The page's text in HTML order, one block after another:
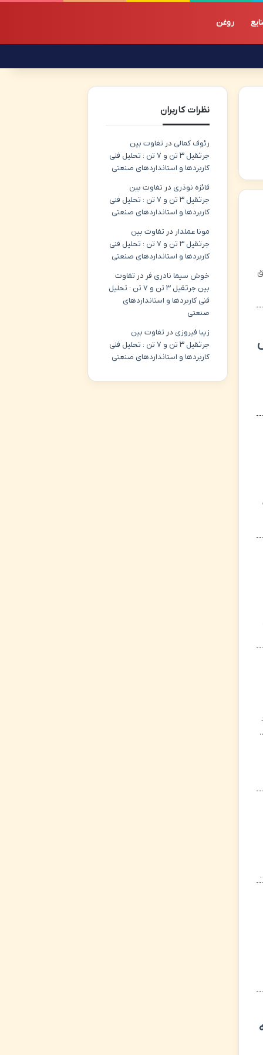
روغن
نظرات کاربران
رئوف کمالی در تفاوت بین
جرثقیل ۳ تن و ۷ تن : تحلیل فنی
کاربردها و استانداردهای صنعتی
فائزه نوذری در تفاوت بین
جرثقیل ۳ تن و ۷ تن : تحلیل فنی
کاربردها و استانداردهای صنعتی
مونا عملدار در تفاوت بین
جرثقیل ۳ تن و ۷ تن : تحلیل فنی
کاربردها و استانداردهای صنعتی
خوش سیما نادری فر در تفاوت
بین جرثقیل ۳ تن و ۷ تن : تحلیل
فنی کاربردها و استانداردهای
صنعتی
زیبا فیروزی در تفاوت بین
جرثقیل ۳ تن و ۷ تن : تحلیل فنی
کاربردها و استانداردهای صنعتی